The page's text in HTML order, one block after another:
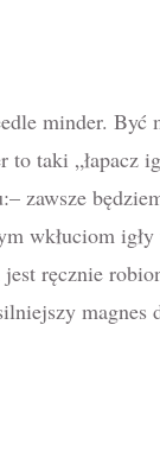
minder. Być
taki „łapacz
zawsze
wkłuciom igły
ręcznie
magnes